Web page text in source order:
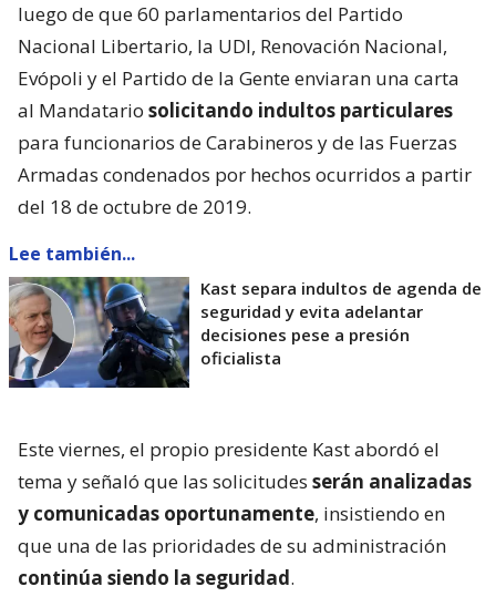
luego de que 60 parlamentarios del Partido
Nacional Libertario, la UDI, Renovación Nacional,
Evópoli y el Partido de la Gente enviaran una carta
al Mandatario solicitando indultos particulares
para funcionarios de Carabineros y de las Fuerzas
Armadas condenados por hechos ocurridos a partir
del 18 de octubre de 2019.
Lee también...
Kast separa indultos de agenda de
seguridad y evita adelantar
decisiones pese a presión
oficialista
Este viernes, el propio presidente Kast abordó el
tema y señaló que las solicitudes serán analizadas
y comunicadas oportunamente, insistiendo en
que una de las prioridades de su administración
continúa siendo la seguridad.